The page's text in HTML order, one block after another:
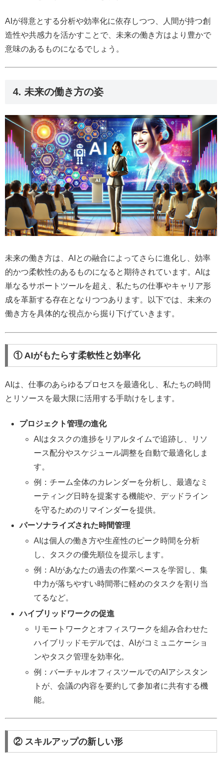
AIが得意とする分析や効率化に依存しつつ、人間が持つ創
造性や共感力を活かすことで、未来の働き方はより豊かで
意味のあるものになるでしょう。
4. 未来の働き方の姿
未来の働き方は、AIとの融合によってさらに進化し、効率
的かつ柔軟性のあるものになると期待されています。AIは
単なるサポートツールを超え、私たちの仕事やキャリア形
成を革新する存在となりつつあります。以下では、未来の
働き方を具体的な視点から掘り下げていきます。
① AIがもたらす柔軟性と効率化
AIは、仕事のあらゆるプロセスを最適化し、私たちの時間
とリソースを最大限に活用する手助けをします。
プロジェクト管理の進化
AIはタスクの進捗をリアルタイムで追跡し、リソ
ース配分やスケジュール調整を自動で最適化しま
す。
例：チーム全体のカレンダーを分析し、最適なミ
ーティング日時を提案する機能や、デッドライン
を守るためのリマインダーを提供。
パーソナライズされた時間管理
AIは個人の働き方や生産性のピーク時間を分析
し、タスクの優先順位を提示します。
例：AIがあなたの過去の作業ペースを学習し、集
中力が落ちやすい時間帯に軽めのタスクを割り当
てるなど。
ハイブリッドワークの促進
リモートワークとオフィスワークを組み合わせた
ハイブリッドモデルでは、AIがコミュニケーショ
ンやタスク管理を効率化。
例：バーチャルオフィスツールでのAIアシスタン
トが、会議の内容を要約して参加者に共有する機
能。
② スキルアップの新しい形